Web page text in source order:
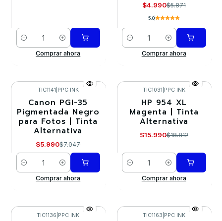
Cantidad
Comprar ahora
$4.990$5.871
5.0
Cantidad
Comprar ahora
-15%
TIC1141 PPC INK
Canon PGI-35
Pigmentada Negro
para Fotos | Tinta
Alternativa
$5.990$7.047
Cantidad
Comprar ahora
-15%
TIC1031 PPC INK
HP 954 XL
Magenta | Tinta
Alternativa
$15.990$18.812
Cantidad
Comprar ahora
TIC1136 PPC INK TIC1163 PPC INK